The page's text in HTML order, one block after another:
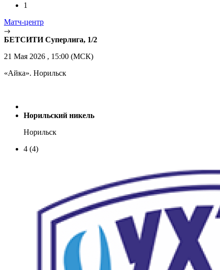
1
Матч-центр
БЕТСИТИ Суперлига, 1/2
21 Мая 2026 , 15:00 (МСК)
«Айка». Норильск
Норильский никель
Норильск
4 (4)